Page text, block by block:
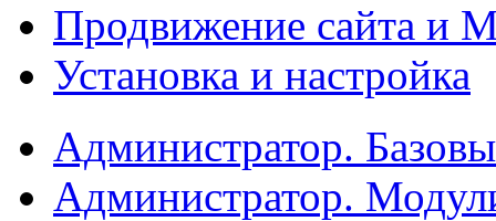
Продвижение сайта и
Установка и настройка
Администратор.
Администратор.